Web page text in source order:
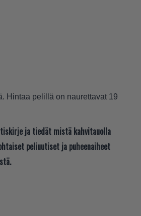
. Hintaa pelillä on naurettavat 19
ja tiedät mistä kahvitauolla
peliuutiset ja puheenaiheet